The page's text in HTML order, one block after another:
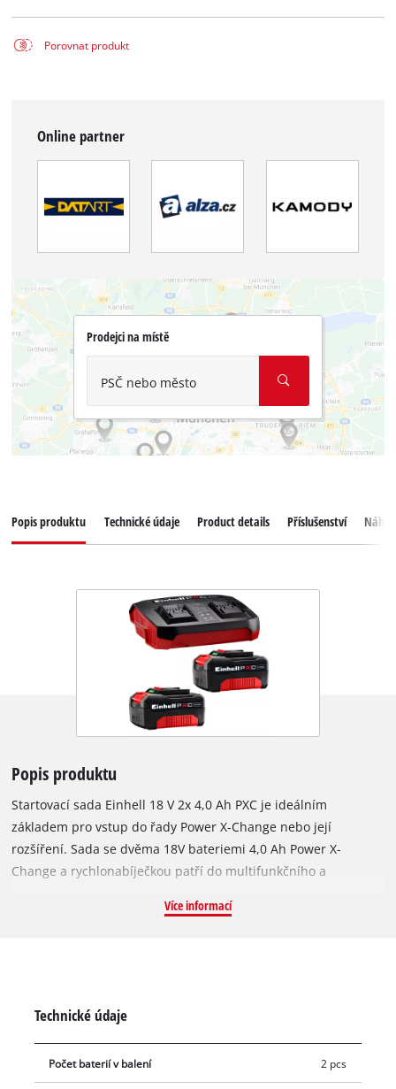
Porovnat produkt
Online partner
Prodejci na místě
PSČ nebo město
Popis produktu Technické údaje Product details Příslušenství
Popis produktu
Startovací sada Einhell 18 V 2x 4,0 Ah PXC je ideálním
základem pro vstup do řady Power X-Change nebo její
rozšíření. Sada se dvěma 18V bateriemi 4,0 Ah Power X-
Change a rychlonabíječkou patří do multifunkčního a
Power X-Change od společnosti Einhell. Univerzálně
umožňují použití 36V přístrojů (2x 18 V), poskytují vyšší výkon a
delší nepřerušovanou dobu práce. Vysoce kvalitní baterie
odolávají paměťovému efektu a běžnému samovybíjení, a
Více informací
Technické údaje
Počet baterií v balení 2 pcs